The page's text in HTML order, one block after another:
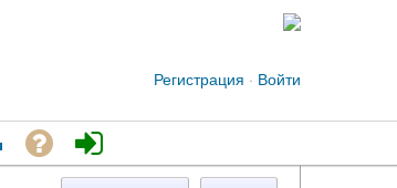
Регистрация · Войти